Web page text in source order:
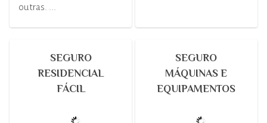
outras. ...
SEGURO
RESIDENCIAL
FÁCIL
SEGURO
MÁQUINAS E
EQUIPAMENTOS